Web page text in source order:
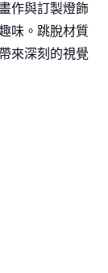
作與訂製燈飾
味。跳脫材質
來深刻的視覺